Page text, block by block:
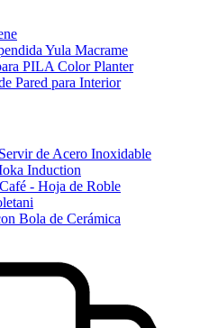
Yula Macrame
PILA Color Planter
Pared para Interior
de Acero Inoxidable
Induction
- Hoja de Roble
Bola de Cerámica